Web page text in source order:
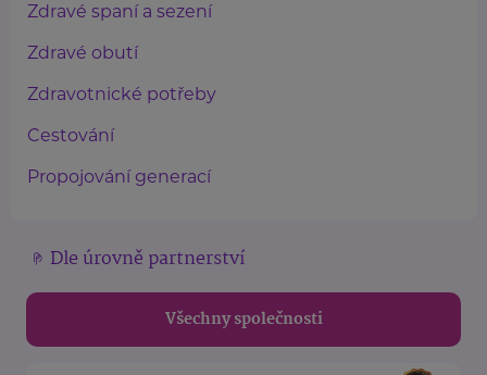
Zdravé spaní a sezení
Zdravé obutí
Zdravotnické potřeby
Cestování
Propojování generací
Dle úrovně partnerství
Všechny společnosti